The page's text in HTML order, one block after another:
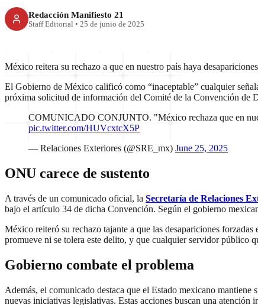
Redacción Manifiesto 21
Staff Editorial • 25 de junio de 2025
México reitera su rechazo a que en nuestro país haya
El Gobierno de México calificó como “inaceptable” cualquier
próxima solicitud de información del Comité de la Convención de
COMUNICADO CONJUNTO. "México rechaza que en
pic.twitter.com/HUVcxtcX5P
— Relaciones Exteriores (@SRE_mx) June 25, 2025
ONU carece de sustento
A través de un comunicado oficial, la Secretaría de Relaciones
bajo el artículo 34 de dicha Convención. Según el gobierno
México reiteró su rechazo tajante a que las desapariciones
promueve ni se tolera este delito, y que cualquier servidor público
Gobierno combate el problema
Además, el comunicado destaca que el Estado mexicano
nuevas iniciativas legislativas. Estas acciones buscan una